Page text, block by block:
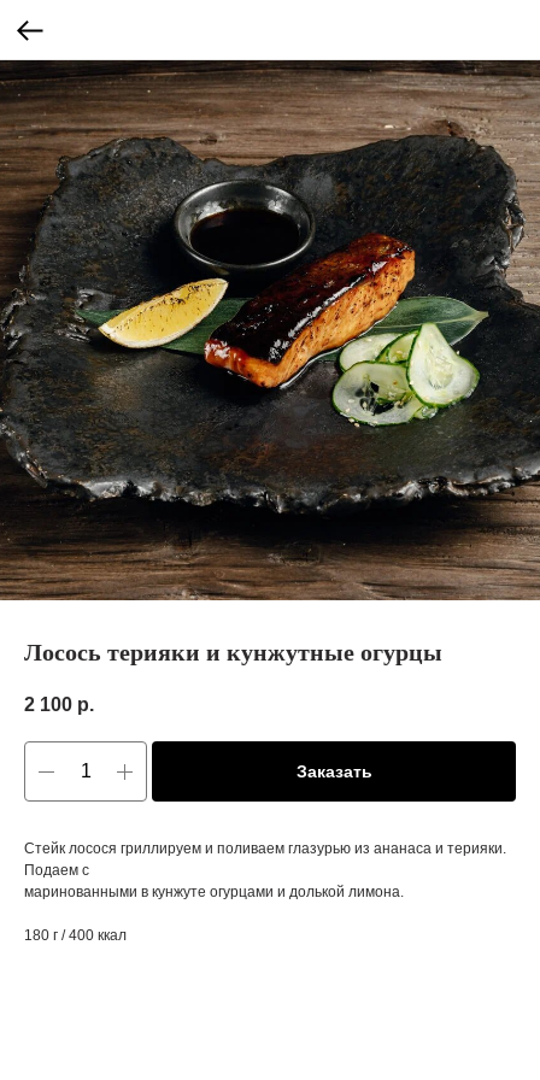
Лосось терияки и кунжутные огурцы
2 100 р.
Заказать
Стейк лосося гриллируем и поливаем глазурью из ананаса и терияки.
Подаем с
маринованными в кунжуте огурцами и долькой лимона.
180 г / 400 ккал